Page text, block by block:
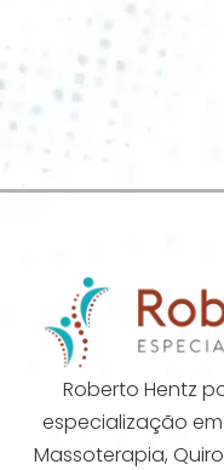
Roberto Hentz
especialização
Massoterapia,